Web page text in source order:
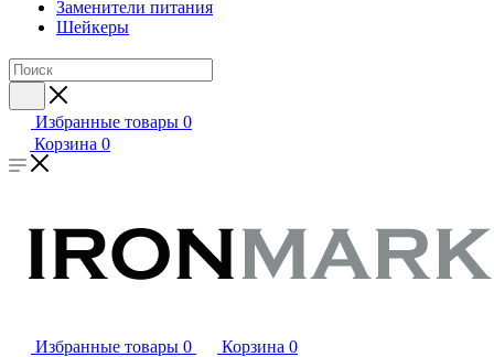
Заменители питания
Шейкеры
Избранные товары 0
Корзина 0
Избранные товары 0 Корзина 0